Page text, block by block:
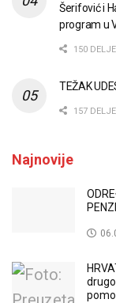
Šerifović i
program u
150
TEŽAK
157
Najnovije